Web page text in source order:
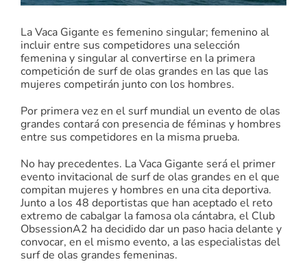
La Vaca Gigante es femenino singular; femenino al
incluir entre sus competidores una selección
femenina y singular al convertirse en la primera
competición de surf de olas grandes en las que las
mujeres competirán junto con los hombres.
Por primera vez en el surf mundial un evento de olas
grandes contará con presencia de féminas y hombres
entre sus competidores en la misma prueba.
No hay precedentes. La Vaca Gigante será el primer
evento invitacional de surf de olas grandes en el que
compitan mujeres y hombres en una cita deportiva.
Junto a los 48 deportistas que han aceptado el reto
extremo de cabalgar la famosa ola cántabra, el Club
ObsessionA2 ha decidido dar un paso hacia delante y
convocar, en el mismo evento, a las especialistas del
surf de olas grandes femeninas.